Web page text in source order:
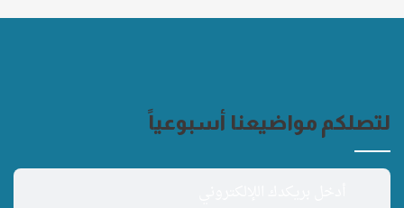
لتصلكم مواضيعنا أسبوعياً